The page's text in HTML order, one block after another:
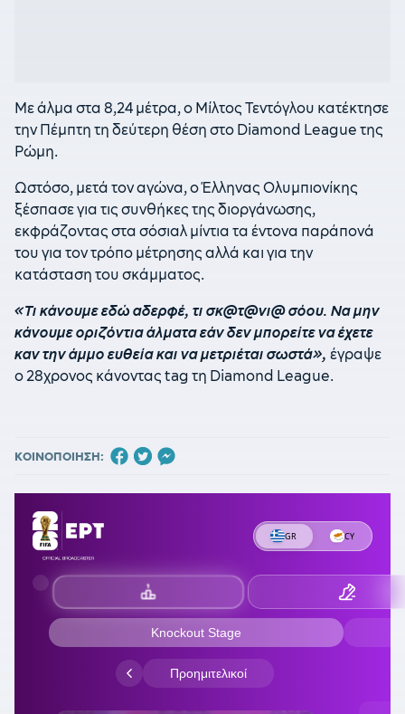
Με άλμα στα 8,24 μέτρα, ο Μίλτος Τεντόγλου κατέκτησε
την Πέμπτη τη δεύτερη θέση στο Diamond League της
Ρώμη.
Ωστόσο, μετά τον αγώνα, ο Έλληνας Ολυμπιονίκης
ξέσπασε για τις συνθήκες της διοργάνωσης,
εκφράζοντας στα σόσιαλ μίντια τα έντονα παράπονά
του για τον τρόπο μέτρησης αλλά και για την
κατάσταση του σκάμματος.
«Τι κάνουμε εδώ αδερφέ, τι σκ@τ@νι@ σόου. Να μην
κάνουμε οριζόντια άλματα εάν δεν μπορείτε να έχετε
καν την άμμο ευθεία και να μετριέται σωστά», έγραψε
ο 28χρονος κάνοντας tag τη Diamond League.
ΚΟΙΝΟΠΟΙΗΣΗ: